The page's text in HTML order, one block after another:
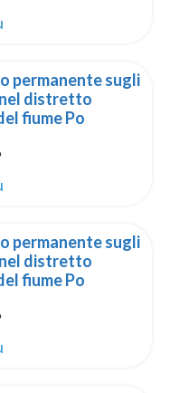
permanente sugli
distretto
fiume Po
permanente sugli
distretto
fiume Po